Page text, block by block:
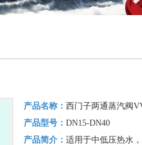
产品名称：西门子两通蒸汽阀
产品型号：DN15-DN40
产品简介：适用于中低压热水